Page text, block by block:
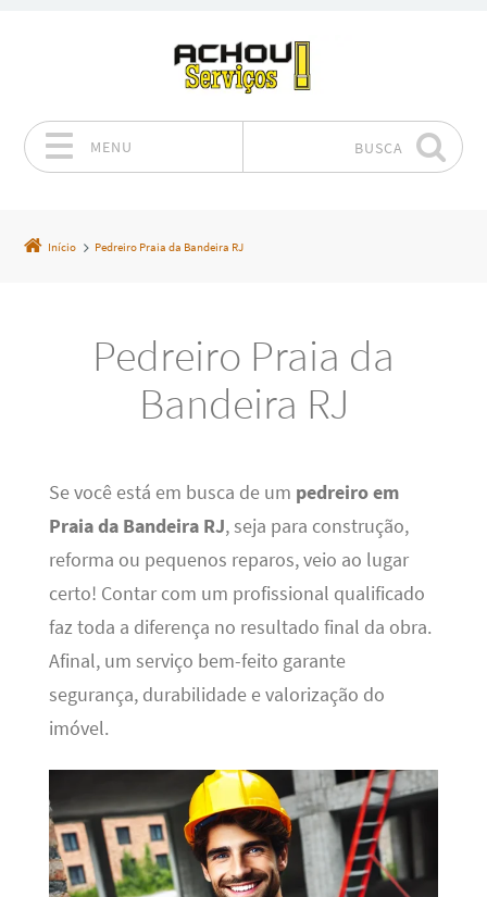
MENU BUSCA
Início Pedreiro Praia da Bandeira RJ
Pedreiro Praia da
Bandeira RJ
Se você está em busca de um pedreiro em
Praia da Bandeira RJ, seja para construção,
reforma ou pequenos reparos, veio ao lugar
certo! Contar com um profissional qualificado
faz toda a diferença no resultado final da obra.
Afinal, um serviço bem-feito garante
segurança, durabilidade e valorização do
imóvel.